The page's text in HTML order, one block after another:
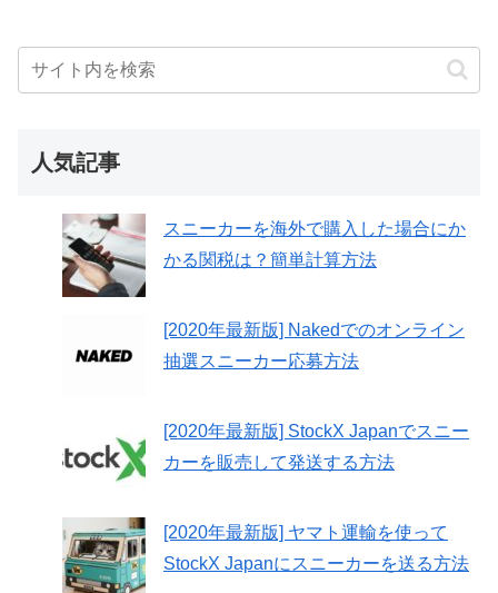
人気記事
スニーカーを海外で購入した場合にか
かる関税は？簡単計算方法
[2020年最新版] Nakedでのオンライン
抽選スニーカー応募方法
[2020年最新版] StockX Japanでスニー
カーを販売して発送する方法
[2020年最新版] ヤマト運輸を使って
StockX Japanにスニーカーを送る方法